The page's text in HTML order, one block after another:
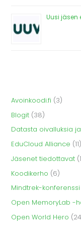
Uusi jäsen
Avoinkoodi.fi (3)
Blogit (38)
Datasta oivalluksia
EduCloud Alliance (11)
Jäsenet tiedottavat
Koodikerho (6)
Mindtrek-konferenssi
Open MemoryLab -
Open World Hero